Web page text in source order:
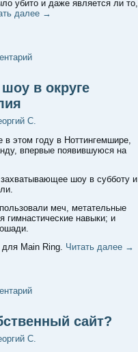
убито и даже является ли то,
далее →
в округе
С.
этом году в Ноттингемшире,
впервые появившуюся на
шоу в субботу и
меч, метательные
гимнастические навыки; и
для Main Ring. Читать далее →
сайт?
С.